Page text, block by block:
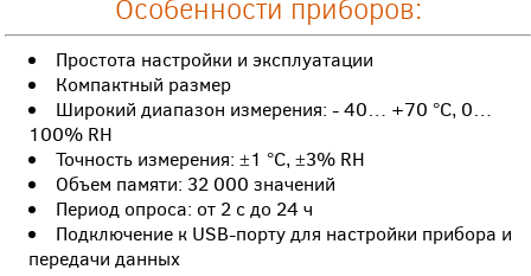
Простота настройки и эксплуатации
Компактный размер
Широкий диапазон измерения: - 40… +70 °C, 0…
100% RH
Точность измерения: ±1 °C, ±3% RH
Объем памяти: 32 000 значений
Период опроса: от 2 с до 24 ч
Подключение к USB-порту для настройки прибора и
передачи данных